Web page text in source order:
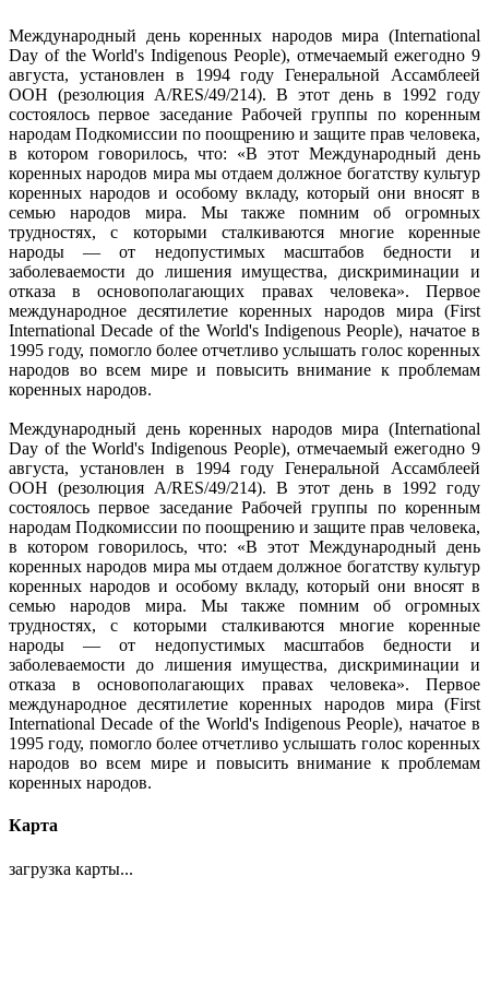
Международный день коренных народов мира (International
Day of the World's Indigenous People), отмечаемый ежегодно 9
августа, установлен в 1994 году Генеральной Ассамблеей
ООН (резолюция A/RES/49/214). В этот день в 1992 году
состоялось первое заседание Рабочей группы по коренным
народам Подкомиссии по поощрению и защите прав человека,
в котором говорилось, что: «В этот Международный день
коренных народов мира мы отдаем должное богатству культур
коренных народов и особому вкладу, который они вносят в
семью народов мира. Мы также помним об огромных
трудностях, с которыми сталкиваются многие коренные
народы — от недопустимых масштабов бедности и
заболеваемости до лишения имущества, дискриминации и
отказа в основополагающих правах человека». Первое
международное десятилетие коренных народов мира (First
International Decade of the World's Indigenous People), начатое в
1995 году, помогло более отчетливо услышать голос коренных
народов во всем мире и повысить внимание к проблемам
коренных народов.
Международный день коренных народов мира (International
Day of the World's Indigenous People), отмечаемый ежегодно 9
августа, установлен в 1994 году Генеральной Ассамблеей
ООН (резолюция A/RES/49/214). В этот день в 1992 году
состоялось первое заседание Рабочей группы по коренным
народам Подкомиссии по поощрению и защите прав человека,
в котором говорилось, что: «В этот Международный день
коренных народов мира мы отдаем должное богатству культур
коренных народов и особому вкладу, который они вносят в
семью народов мира. Мы также помним об огромных
трудностях, с которыми сталкиваются многие коренные
народы — от недопустимых масштабов бедности и
заболеваемости до лишения имущества, дискриминации и
отказа в основополагающих правах человека». Первое
международное десятилетие коренных народов мира (First
International Decade of the World's Indigenous People), начатое в
1995 году, помогло более отчетливо услышать голос коренных
народов во всем мире и повысить внимание к проблемам
коренных народов.
Карта
загрузка карты...